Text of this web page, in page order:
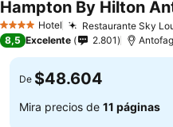
4 EstrellasHotel Restaurante Sky
Hampton By Hilton
8,5 Excelente 2.801
De $48.604
Mira precios de 11 páginas